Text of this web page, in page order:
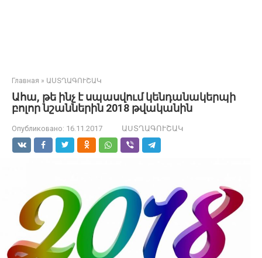
Главная » ԱՍՏՂԱԳՈՒՇԱԿ
Ահա, թե ինչ է սպասվում կենդանակերպի
բոլոր նշաններին 2018 թվականին
Опубликовано: 16.11.2017 ԱՍՏՂԱԳՈՒՇԱԿ